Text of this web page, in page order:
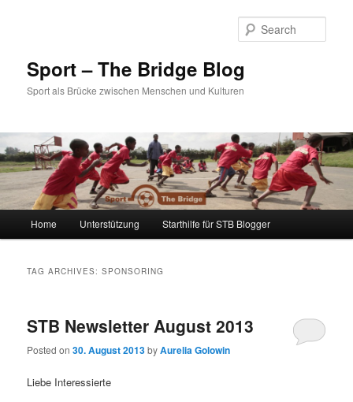
Sport – The Bridge Blog
Sport als Brücke zwischen Menschen und Kulturen
Skip to primary content
Skip to secondary content
Home Unterstützung Starthilfe für STB Blogger
TAG ARCHIVES:SPONSORING
STB Newsletter August 2013
Posted on30. August 2013byAurelia Golowin
Liebe Interessierte